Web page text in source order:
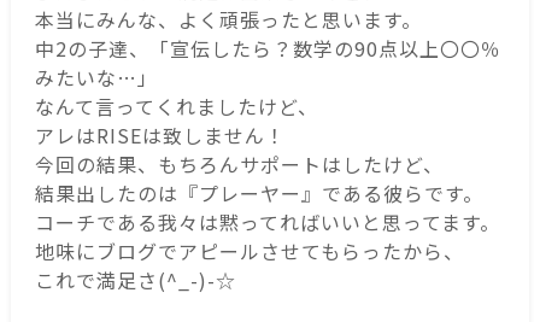
本当にみんな、よく頑張ったと思います。
中2の子達、「宣伝したら？数学の90点以上〇〇％
みたいな…」
なんて言ってくれましたけど、
アレはRISEは致しません！
今回の結果、もちろんサポートはしたけど、
結果出したのは『プレーヤー』である彼らです。
コーチである我々は黙ってればいいと思ってます。
地味にブログでアピールさせてもらったから、
これで満足さ(^_-)-☆